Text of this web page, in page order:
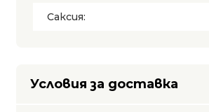
Саксия:
Условия за доставка